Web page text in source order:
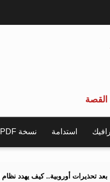
القصة
استدامة نسخة PDF
بعد تحذيرات أوروبية.. كيف يهدد نظام الغذاء